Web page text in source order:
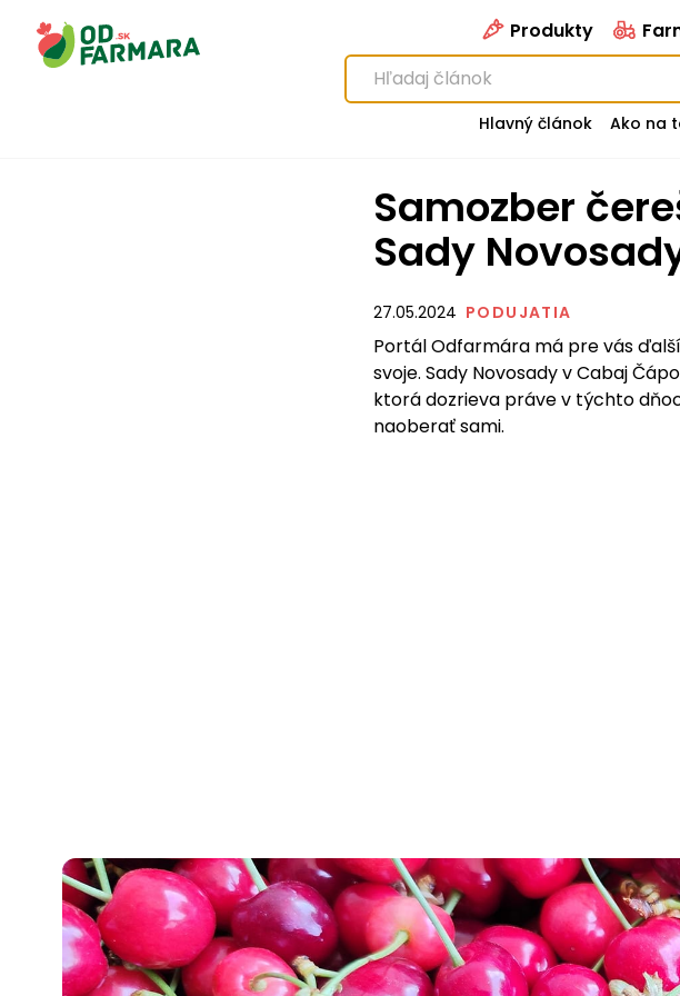
Produkty
Hlavný článok Ako na
Samozber čerešní Cabaj Čápor -
Sady
27.05.2024 PODUJATIA
Portál Odfarmára má pre vás
svoje. Sady Novosady v Cabaj
ktorá dozrieva práve v týchto
naoberať sami.